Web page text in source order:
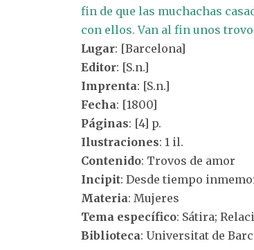
fin de que las muchachas
con ellos. Van al fin unos
Lugar: [Barcelona]
Editor: [S.n.]
Imprenta: [S.n.]
Fecha: [1800]
Páginas: [4] p.
Ilustraciones: 1 il.
Contenido: Trovos de amor
Incipit: Desde tiempo
Materia: Mujeres
Tema específico: Sátira;
Biblioteca: Universitat de